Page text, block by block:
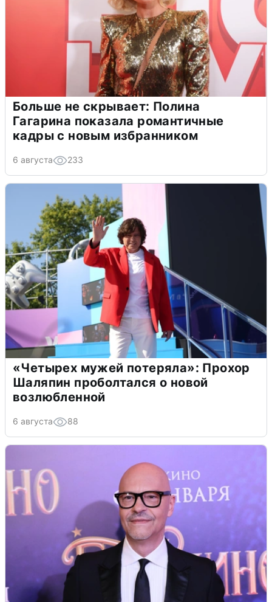
Больше не скрывает: Полина
Гагарина показала романтичные
кадры с новым избранником
6 августа 233
«Четырех мужей потеряла»: Прохор
Шаляпин проболтался о новой
возлюбленной
6 августа 88